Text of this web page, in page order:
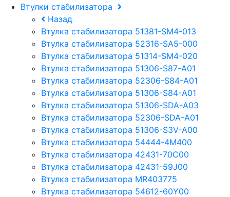
Втулки стабилизатора
Назад
Втулка стабилизатора 51381-SM4-013
Втулка стабилизатора 52316-SA5-000
Втулка стабилизатора 51314-SM4-020
Втулка стабилизатора 51306-S87-A01
Втулка стабилизатора 52306-S84-A01
Втулка стабилизатора 51306-S84-A01
Втулка стабилизатора 51306-SDA-A03
Втулка стабилизатора 52306-SDA-A01
Втулка стабилизатора 51306-S3V-A00
Втулка стабилизатора 54444-4M400
Втулка стабилизатора 42431-70С00
Втулка стабилизатора 42431-59J00
Втулка стабилизатора MR403775
Втулка стабилизатора 54612-60Y00